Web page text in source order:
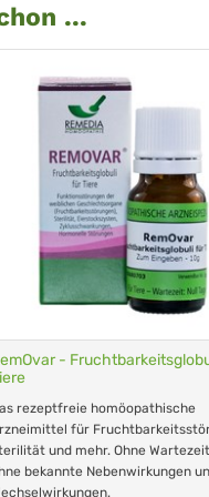
...
Dr. Hauschka Sole
sensitiv
Schonende Reinigung bei
Zähnen, auch bei Parodontitis